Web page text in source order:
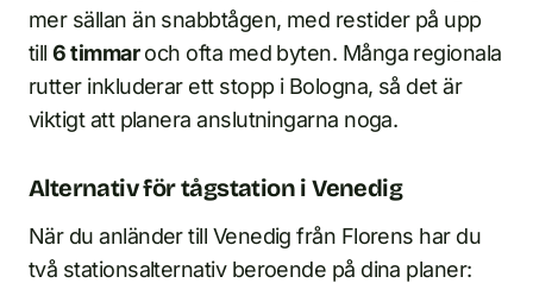
mer sällan än snabbtågen, med restider på upp
till6 timmaroch ofta med byten. Många regionala
rutter inkluderar ett stopp i Bologna, så det är
viktigt att planera anslutningarna noga.
Alternativ för tågstation i Venedig
När du anländer till Venedig från Florens har du
två stationsalternativ beroende på dina planer: